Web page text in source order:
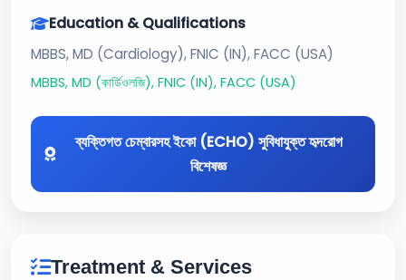
Education & Qualifications
MBBS, MD (Cardiology), FNIC (IN), FACC (USA)
MBBS, MD (কার্ডিওলজি), FNIC (IN), FACC (USA)
ব্যক্তিগত চেম্বারসহ ইকো (ECHO) সুবিধাযুক্ত হৃদরোগ
বিশেষজ্ঞ
Treatment & Services